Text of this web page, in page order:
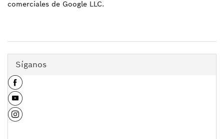
comerciales de Google LLC.
Síganos